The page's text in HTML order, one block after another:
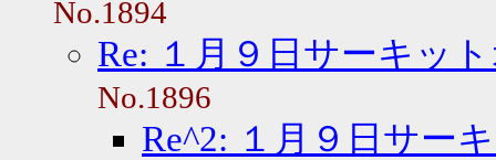
No.1894
Re: １月９日サーキッ
No.1896
Re^2: １月９日サー